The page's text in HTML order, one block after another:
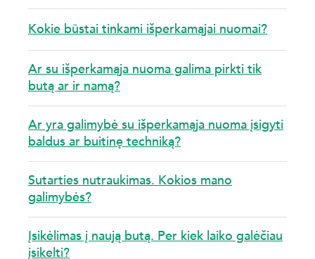
Kokie būstai tinkami išperkamąjai nuomai?
Ar su išperkamąja nuoma galima pirkti tik
butą ar ir namą?
Ar yra galimybė su išperkamąja nuoma įsigyti
baldus ar buitinę techniką?
Sutarties nutraukimas. Kokios mano
galimybės?
Įsikėlimas į naują butą. Per kiek laiko galėčiau
įsikelti?